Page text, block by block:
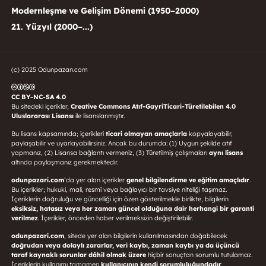
Modernleşme ve Gelişim Dönemi (1950–2000)
21. Yüzyıl (2000–...)
(c) 2025 Odunpazarı.com
CC BY-NC-SA 4.0
Bu sitedeki içerikler, Creative Commons Atıf-GayriTicari-Türetilebilen 4.0
Uluslararası Lisansı ile lisanslanmıştır.
Bu lisans kapsamında; içerikleri ticari olmayan amaçlarlakopyalayabilir,
paylaşabilir ve uyarlayabilirsiniz. Ancak bu durumda: (1) Uygun şekilde atıf
yapmanız, (2) Lisansa bağlantı vermeniz, (3) Türetilmiş çalışmaları aynı lisans
altında paylaşmanız gerekmektedir.
odunpazari.com’da yer alan içerikler genel bilgilendirme ve eğitim amaçlıdır.
Bu içerikler; hukuki, mali, resmî veya bağlayıcı bir tavsiye niteliği taşımaz.
İçeriklerin doğruluğu ve güncelliği için özen gösterilmekle birlikte, bilgilerin
eksiksiz, hatasız veya her zaman güncel olduğuna dair herhangi bir garanti
verilmez. İçerikler, önceden haber verilmeksizin değiştirilebilir.
odunpazari.com, sitede yer alan bilgilerin kullanılmasından doğabilecek
doğrudan veya dolaylı zararlar, veri kaybı, zaman kaybı ya da üçüncü
taraf kaynaklı sorunlar dâhil olmak üzerehiçbir sonuçtan sorumlu tutulamaz.